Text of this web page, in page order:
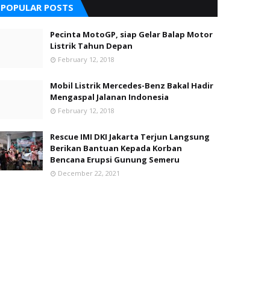
POPULAR POSTS
Pecinta MotoGP, siap Gelar Balap Motor
Listrik Tahun Depan
February 12, 2018
Mobil Listrik Mercedes-Benz Bakal Hadir
Mengaspal Jalanan Indonesia
February 12, 2018
Rescue IMI DKI Jakarta Terjun Langsung
Berikan Bantuan Kepada Korban
Bencana Erupsi Gunung Semeru
December 22, 2021